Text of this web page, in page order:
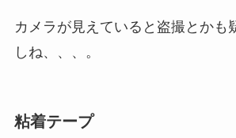
カメラが見えていると盗撮とかも
しね、、、。
粘着テープ